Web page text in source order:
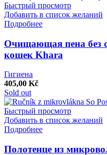
Быстрый просмотр
Добавить в список желаний
Подробнее
Очищающая пена без
кошек Khara
Гигиена
405,00 Kč
Sold out
Быстрый просмотр
Добавить в список желаний
Подробнее
Полотенце из